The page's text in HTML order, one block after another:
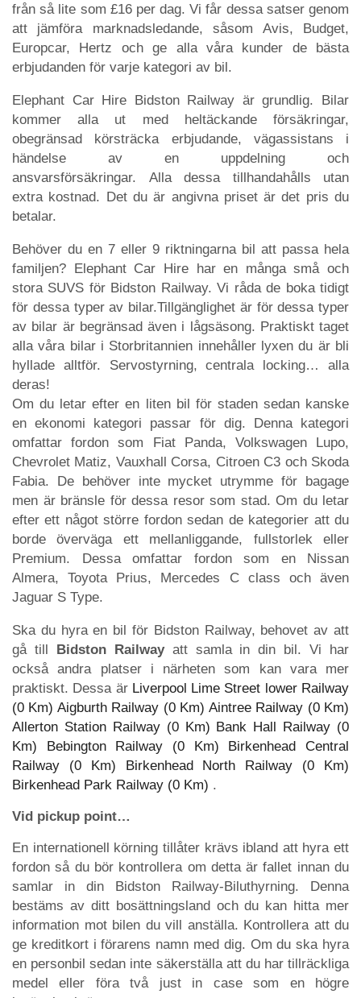
från så lite som £16 per dag. Vi får dessa satser genom
att jämföra marknadsledande, såsom Avis, Budget,
Europcar, Hertz och ge alla våra kunder de bästa
erbjudanden för varje kategori av bil.
Elephant Car Hire Bidston Railway är grundlig. Bilar
kommer alla ut med heltäckande försäkringar,
obegränsad körsträcka erbjudande, vägassistans i
händelse av en uppdelning och
ansvarsförsäkringar. Alla dessa tillhandahålls utan
extra kostnad. Det du är angivna priset är det pris du
betalar.
Behöver du en 7 eller 9 riktningarna bil att passa hela
familjen? Elephant Car Hire har en många små och
stora SUVS för Bidston Railway. Vi råda de boka tidigt
för dessa typer av bilar.Tillgänglighet är för dessa typer
av bilar är begränsad även i lågsäsong. Praktiskt taget
alla våra bilar i Storbritannien innehåller lyxen du är bli
hyllade alltför. Servostyrning, centrala locking… alla
deras!
Om du letar efter en liten bil för staden sedan kanske
en ekonomi kategori passar för dig. Denna kategori
omfattar fordon som Fiat Panda, Volkswagen Lupo,
Chevrolet Matiz, Vauxhall Corsa, Citroen C3 och Skoda
Fabia. De behöver inte mycket utrymme för bagage
men är bränsle för dessa resor som stad. Om du letar
efter ett något större fordon sedan de kategorier att du
borde överväga ett mellanliggande, fullstorlek eller
Premium. Dessa omfattar fordon som en Nissan
Almera, Toyota Prius, Mercedes C class och även
Jaguar S Type.
Ska du hyra en bil för Bidston Railway, behovet av att
gå till Bidston Railway att samla in din bil. Vi har
också andra platser i närheten som kan vara mer
praktiskt. Dessa är Liverpool Lime Street lower Railway
(0 Km) Aigburth Railway (0 Km) Aintree Railway (0 Km)
Allerton Station Railway (0 Km) Bank Hall Railway (0
Km)
Bebington Railway (0 Km)
Birkenhead Central
Railway (0 Km)
Birkenhead North Railway (0 Km)
Birkenhead Park Railway (0 Km) .
Vid pickup point…
En internationell körning tillåter krävs ibland att hyra ett
fordon så du bör kontrollera om detta är fallet innan du
samlar in din Bidston Railway-Biluthyrning. Denna
bestäms av ditt bosättningsland och du kan hitta mer
information mot bilen du vill anställa. Kontrollera att du
ge kreditkort i förarens namn med dig. Om du ska hyra
en personbil sedan inte säkerställa att du har tillräckliga
medel eller föra två just in case som en högre